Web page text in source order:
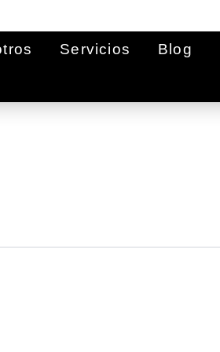
Servicios Blog